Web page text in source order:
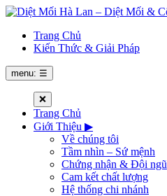
Trang Chủ
Kiến Thức & Giải Pháp
menu: ☰
❌
Trang Chủ
Giới Thiệu ▶
Về chúng tôi
Tầm nhìn – Sứ mệnh
Chứng nhận & Đội ngũ
Cam kết chất lượng
Hệ thống chi nhánh